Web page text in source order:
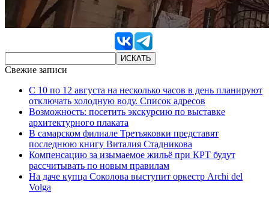
Свежие записи
С 10 по 12 августа на несколько часов в день планируют
отключать холодную воду. Список адресов
Возможность: посетить экскурсию по выставке
архитектурного плаката
В самарском филиале Третьяковки представят
последнюю книгу Виталия Стадникова
Компенсацию за изымаемое жильё при КРТ будут
рассчитывать по новым правилам
На даче купца Соколова выступит оркестр Archi del
Volga